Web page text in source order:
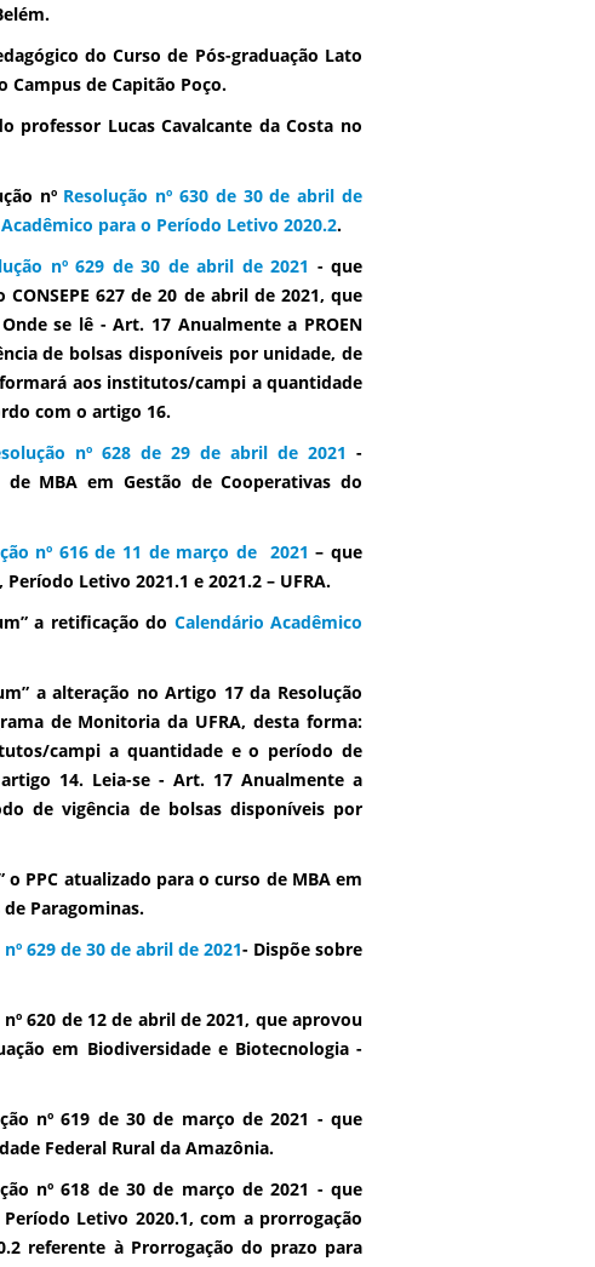
do Curso de Pós-graduação Lato
Campus de Capitão Poço.
professor Lucas Cavalcante da Costa no
nº Resolução nº 630 de 30 de abril de
para o Período Letivo 2020.2.
nº 629 de 30 de abril de 2021 - que
627 de 20 de abril de 2021, que
se lê - Art. 17 Anualmente a PROEN
de bolsas disponíveis por unidade, de
aos institutos/campi a quantidade
com o artigo 16.
nº 628 de 29 de abril de 2021 -
MBA em Gestão de Cooperativas do
nº 616 de 11 de março de 2021 – que
, Período Letivo 2021.1 e 2021.2 – UFRA.
a retificação do Calendário Acadêmico
a alteração no Artigo 17 da Resolução
de Monitoria da UFRA, desta forma:
campi a quantidade e o período de
14. Leia-se - Art. 17 Anualmente a
de vigência de bolsas disponíveis por
PPC atualizado para o curso de MBA em
Paragominas.
629 de 30 de abril de 2021- Dispõe sobre
620 de 12 de abril de 2021, que aprovou
em Biodiversidade e Biotecnologia -
nº 619 de 30 de março de 2021 - que
Federal Rural da Amazônia.
nº 618 de 30 de março de 2021 - que
Letivo 2020.1, com a prorrogação
referente à Prorrogação do prazo para